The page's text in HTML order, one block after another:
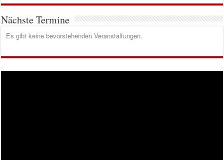
Nächste Termine
Es gibt keine bevorstehenden Veranstaltungen.